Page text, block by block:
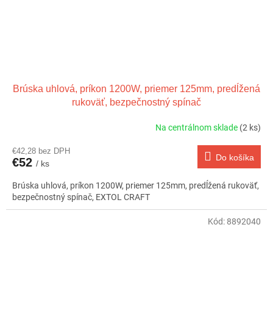
Brúska uhlová, príkon 1200W, priemer 125mm, predĺžená
rukoväť, bezpečnostný spínač
Na centrálnom sklade (2 ks)
€42,28 bez DPH
€52 / ks
Do košíka
Brúska uhlová, príkon 1200W, priemer 125mm, predĺžená rukoväť,
bezpečnostný spínač, EXTOL CRAFT
Kód: 8892040